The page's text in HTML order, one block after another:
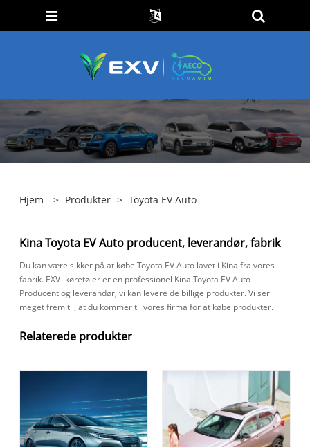
Hjem > Produkter > Toyota EV Auto
Kina Toyota EV Auto producent, leverandør, fabrik
Du kan være sikker på at købe Toyota EV Auto lavet i Kina fra vores
fabrik. EXV -køretøjer er en professionel Kina Toyota EV Auto
Producent og leverandør, vi kan levere de billige produkter. Vi ser
meget frem til, at du kommer til vores firma for at købe produkter.
Relaterede produkter